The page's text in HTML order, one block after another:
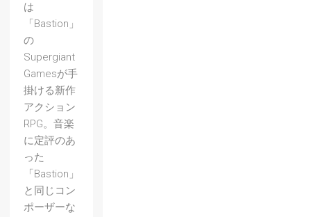
は
「Bastion」
の
Supergiant
Gamesが手
掛ける新作
アクション
RPG。音楽
に定評のあ
った
「Bastion」
と同じコン
ポーザーな